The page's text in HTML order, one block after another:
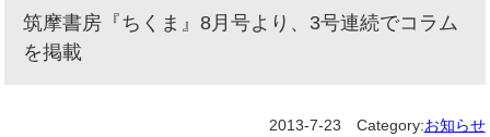
筑摩書房『ちくま』8月号より、3号連続でコラム
を掲載
2013-7-23 Category:お知らせ